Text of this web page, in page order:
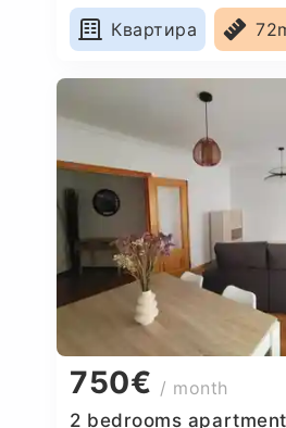
Квартира
750€ / month
2 bedrooms